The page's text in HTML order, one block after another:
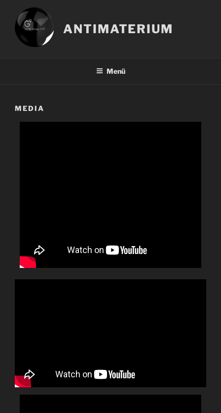
Inhalt
springen
ANTIMATERIUM
Menü
MEDIA